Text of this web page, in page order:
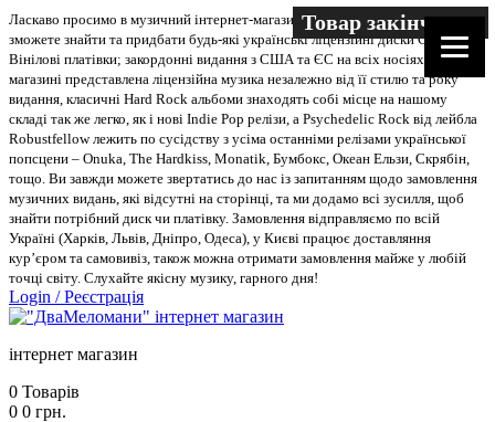
Ласкаво просимо в музичний інтернет-магазин “Два меломани”. У нас Ви
зможете знайти та придбати будь-які українські ліцензійні диски CD, DVD,
Вінілові платівки; закордонні видання з США та ЄС на всіх носіях. В
магазині представлена ліцензійна музика незалежно від її стилю та року
видання, класичні Hard Rock альбоми знаходять собі місце на нашому
складі так же легко, як і нові Indie Pop релізи, а Psychedelic Rock від лейбла
Robustfellow лежить по сусідству з усіма останніми релізами української
попсцени – Onuka, The Hardkiss, Monatik, Бумбокс, Океан Ельзи, Скрябін,
тощо. Ви завжди можете звертатись до нас із запитанням щодо замовлення
музичних видань, які відсутні на сторінці, та ми додамо всі зусилля, щоб
знайти потрібний диск чи платівку. Замовлення відправляємо по всій
Україні (Харків, Львів, Дніпро, Одеса), у Києві працює доставляння
кур’єром та самовивіз, також можна отримати замовлення майже у любій
точці світу. Слухайте якісну музику, гарного дня!
Login /Реєстрація
інтернет магазин
0 Товарів
0 0 грн.
Товар закінчився